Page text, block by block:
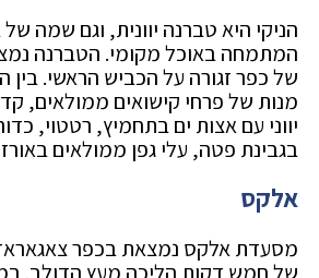
הניקי היא טברנה יוונית, וגם שמה
המתמחה באוכל מקומי. הטברנה
של כפר זגורה על הכביש הראשי. בין
מנות של פרחי קישואים ממולאים,
יווני עם אצות ים בתחמיץ, רטטוי,
בגבינת פטה, עלי גפן ממולאים באורז
אלקס
מסעדת אלקס נמצאת בכפר